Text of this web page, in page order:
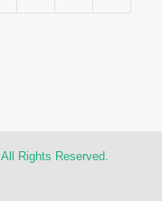
Rights Reserved.